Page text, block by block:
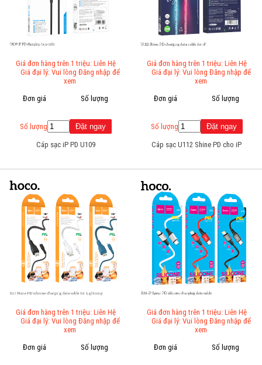
Giá đơn hàng trên 1 triệu: Liên Hệ
Giá đại lý: Vui lòng Đăng nhập để
xem
Đơn giá
Số lượng
Số lượng
Cáp sạc iP PD U109
Giá đơn hàng trên 1 triệu: Liên Hệ
Giá đại lý: Vui lòng Đăng nhập để
xem
Đơn giá
Số lượng
Số lượng
Cáp sạc U112 Shine PD cho iP
Giá đơn hàng trên 1 triệu: Liên Hệ
Giá đại lý: Vui lòng Đăng nhập để
xem
Đơn giá
Số lượng
Giá đơn hàng trên 1 triệu: Liên Hệ
Giá đại lý: Vui lòng Đăng nhập để
xem
Đơn giá
Số lượng